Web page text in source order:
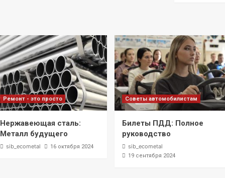
Ремонт - это просто
Нержавеющая сталь:
Металл будущего
sib_ecometal 16 октября 2024
Советы автомобилистам
Билеты ПДД: Полное
руководство
sib_ecometal
19 сентября 2024